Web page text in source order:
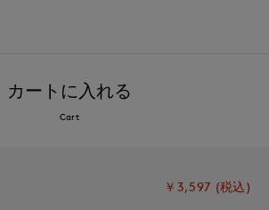
カートに入れる
Cart
￥3,597 (税込)